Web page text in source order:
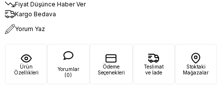
Fiyat Düşünce Haber Ver
Kargo Bedava
Yorum Yaz
Ürün
Özellikleri
Yorumlar
(0)
Ödeme
Seçenekleri
Teslimat
ve İade
Stoktaki
Mağazalar